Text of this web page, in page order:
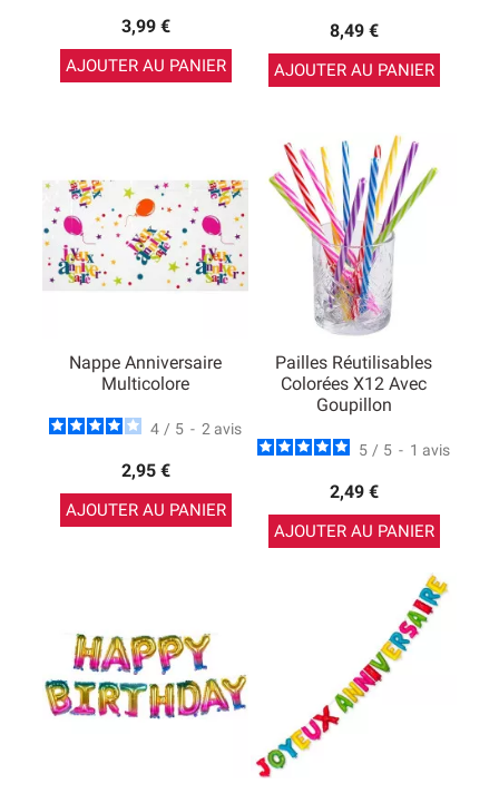
3,99 €
AJOUTER AU PANIER
8,49 €
AJOUTER AU PANIER
Nappe Anniversaire
Multicolore
4 / 5 - 2 avis
2,95 €
AJOUTER AU PANIER
Pailles Réutilisables
Colorées X12 Avec
Goupillon
5 / 5 - 1 avis
2,49 €
AJOUTER AU PANIER